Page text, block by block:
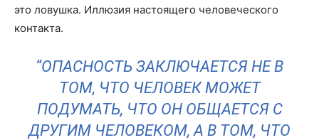
это ловушка. Иллюзия настоящего человеческого
контакта.
“ОПАСНОСТЬ ЗАКЛЮЧАЕТСЯ НЕ В
ТОМ, ЧТО ЧЕЛОВЕК МОЖЕТ
ПОДУМАТЬ, ЧТО ОН ОБЩАЕТСЯ С
ДРУГИМ ЧЕЛОВЕКОМ, А В ТОМ, ЧТО